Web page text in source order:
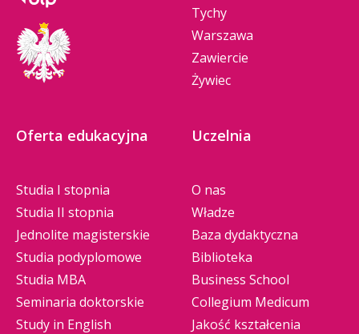
Tychy
Warszawa
Zawiercie
Żywiec
Oferta edukacyjna
Studia I stopnia
Studia II stopnia
Jednolite magisterskie
Studia podyplomowe
Studia MBA
Seminaria doktorskie
Study in English
Uczelnia
O nas
Władze
Baza dydaktyczna
Biblioteka
Business School
Collegium Medicum
Jakość kształcenia